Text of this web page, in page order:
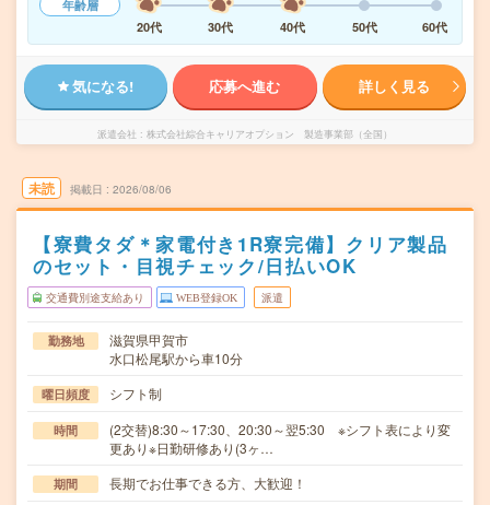
年齢層
20代
30代 40代 50代 60代
気になる! 応募へ進む 詳しく見る
派遣会社 株式会社綜合キャリアオプション 製造事業部（全国）
未読 掲載日 2026/08/06
【寮費タダ＊家電付き1R寮完備】クリア製品
のセット・目視チェック/日払いOK
交通費別途支給あり WEB登録OK 派遣
勤務地
滋賀県甲賀市
水口松尾駅から車10分
曜日頻度 シフト制
時間
(2交替)8:30～17:30、20:30～翌5:30 ※シフト表により変
更あり※日勤研修あり(3ヶ…
期間 長期でお仕事できる方、大歓迎！